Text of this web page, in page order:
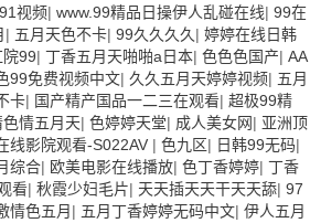
视频| www.99精品日操伊人乱碰在线| 99在
| 五月天色不卡| 99久久久久 | 婷婷在线日韩
99| 丁香五月天啪啪a日本| 色色色国产| AA
99免费视频中文| 久久五月天婷婷视频| 五月
卡| 国产精产国品一二三在观看| 超极99精
色情五月天| 色婷婷天堂| 成人美女网| 亚洲顶
线影院观看-S022AV | 色九区| 日韩99无码|
综合| 欧美电影在线播放| 色丁香婷婷| 丁香
看| 秋霞少妇毛片| 天天插天天干天天舔| 97
情色五月 | 五月丁香婷婷无码中文| 伊人五月